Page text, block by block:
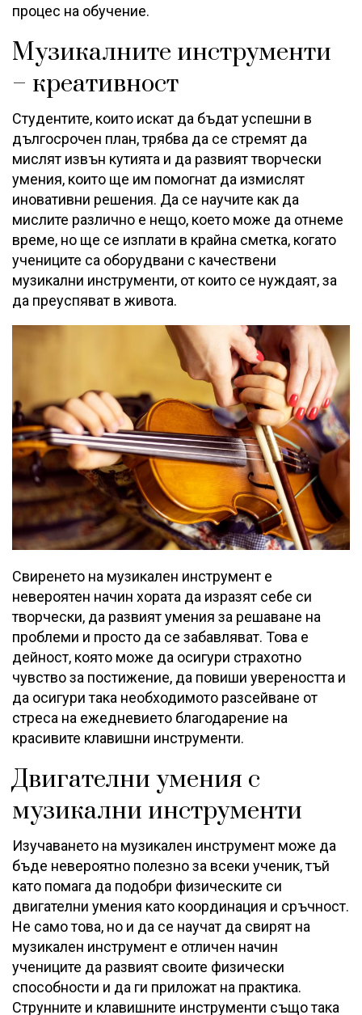
процес на обучение.
Музикалните инструменти
– креативност
Студентите, които искат да бъдат успешни в
дългосрочен план, трябва да се стремят да
мислят извън кутията и да развият творчески
умения, които ще им помогнат да измислят
иновативни решения. Да се научите как да
мислите различно е нещо, което може да отнеме
време, но ще се изплати в крайна сметка, когато
учениците са оборудвани с качествени
музикални инструменти, от които се нуждаят, за
да преуспяват в живота.
Свиренето на музикален инструмент е
невероятен начин хората да изразят себе си
творчески, да развият умения за решаване на
проблеми и просто да се забавляват. Това е
дейност, която може да осигури страхотно
чувство за постижение, да повиши увереността и
да осигури така необходимото разсейване от
стреса на ежедневието благодарение на
красивите клавишни инструменти.
Двигателни умения с
музикални инструменти
Изучаването на музикален инструмент може да
бъде невероятно полезно за всеки ученик, тъй
като помага да подобри физическите си
двигателни умения като координация и сръчност.
Не само това, но и да се научат да свирят на
музикален инструмент е отличен начин
учениците да развият своите физически
способности и да ги приложат на практика.
Струнните и клавишните инструменти също така